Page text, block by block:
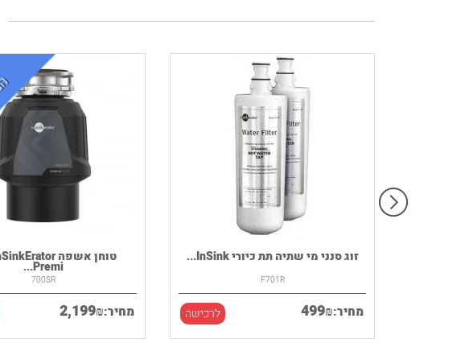
Premi...
700SR
מחיר: 2,199₪
זוג סנני מי שתיה תת כיורי InSink...
F701R
מחיר: 499₪ לרכישה